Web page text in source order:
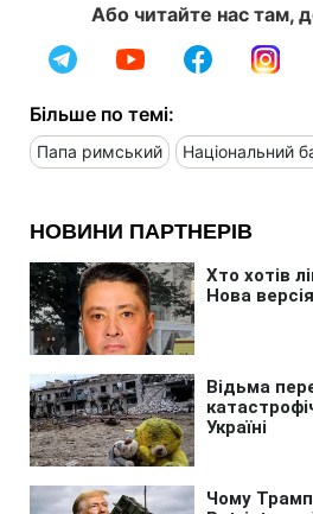
Або читайте нас там,
Більше по темі:
Папа римський Національний